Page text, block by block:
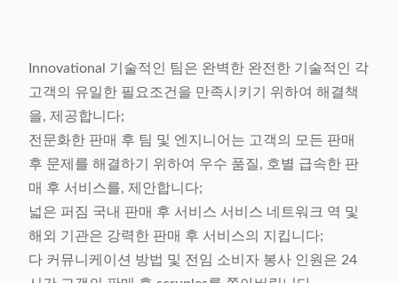
Innovational 기술적인 팀은 완벽한 완전한 기술적인 각
고객의 유일한 필요조건을 만족시키기 위하여 해결책
을, 제공합니다;
전문화한 판매 후 팀 및 엔지니어는 고객의 모든 판매
후 문제를 해결하기 위하여 우수 품질, 호별 급속한 판
매 후 서비스를, 제안합니다;
넓은 퍼짐 국내 판매 후 서비스 서비스 네트워크 역 및
해외 기관은 강력한 판매 후 서비스의 지킵니다;
다 커뮤니케이션 방법 및 전임 소비자 봉사 인원은 24